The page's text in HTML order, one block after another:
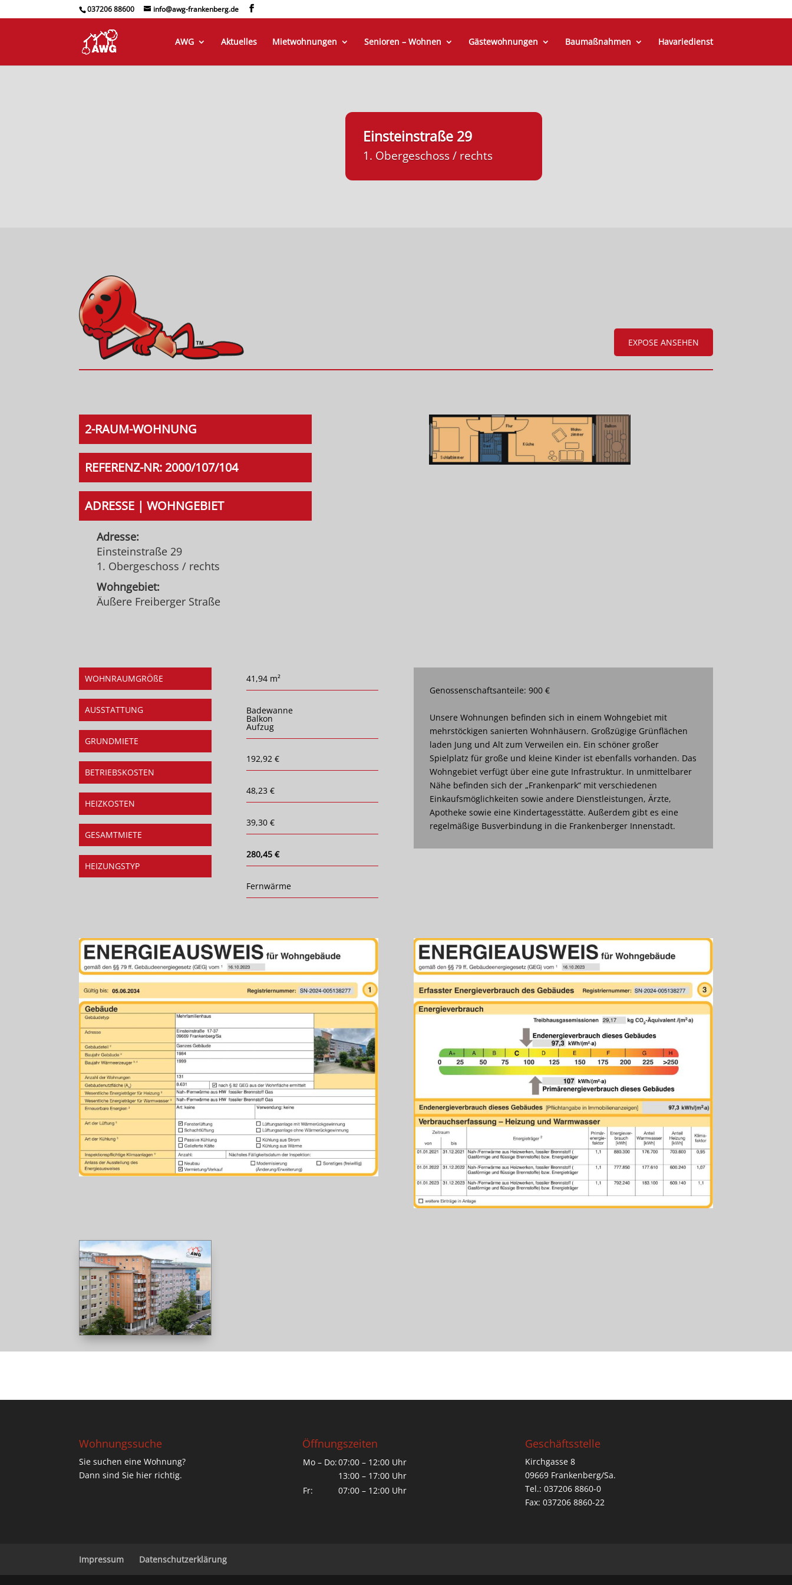
037206 88600 info@awg-frankenberg.de
AWG Aktuelles Mietwohnungen Senioren – Wohnen Gästewohnungen Baumaßnahmen Havariedienst
Einsteinstraße 29
1. Obergeschoss / rechts
EXPOSE ANSEHEN
2-RAUM-WOHNUNG
REFERENZ-NR: 2000/107/104
ADRESSE | WOHNGEBIET
Adresse:
Einsteinstraße 29
1. Obergeschoss / rechts
Wohngebiet:
Äußere Freiberger Straße
WOHNRAUMGRÖßE
AUSSTATTUNG
GRUNDMIETE
BETRIEBSKOSTEN
HEIZKOSTEN
GESAMTMIETE
HEIZUNGSTYP
41,94 m²
Badewanne
Balkon
Aufzug
192,92 €
48,23 €
39,30 €
280,45 €
Fernwärme
Genossenschaftsanteile: 900 €
Unsere Wohnungen befinden sich in einem Wohngebiet mit
mehrstöckigen sanierten Wohnhäusern. Großzügige Grünflächen
laden Jung und Alt zum Verweilen ein. Ein schöner großer
Spielplatz für große und kleine Kinder ist ebenfalls vorhanden. Das
Wohngebiet verfügt über eine gute Infrastruktur. In unmittelbarer
Nähe befinden sich der „Frankenpark“ mit verschiedenen
Einkaufsmöglichkeiten sowie andere Dienstleistungen, Ärzte,
Apotheke sowie eine Kindertagesstätte. Außerdem gibt es eine
regelmäßige Busverbindung in die Frankenberger Innenstadt.
Wohnungssuche
Sie suchen eine Wohnung?
Dann sind Sie hier richtig.
Öffnungszeiten
Mo – Do:07:00 – 12:00 Uhr
13:00 – 17:00 Uhr
Fr:
07:00 – 12:00 Uhr
Geschäftsstelle
Kirchgasse 8
09669 Frankenberg/Sa.
Tel.: 037206 8860-0
Fax: 037206 8860-22
Impressum Datenschutzerklärung